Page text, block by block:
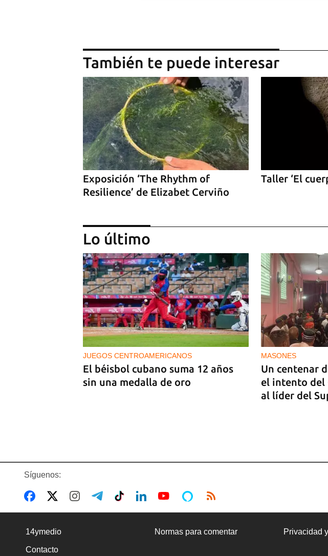
También te puede interesar
Exposición ‘The Rhythm of
Resilience’ de Elizabet Cerviño
Taller ‘El
‘Sensación Azul’, de Reynerio
Tamayo
Lo último
JUEGOS CENTROAMERICANOS
El béisbol cubano suma 12 años
sin una medalla de oro
MASONES
Un centenar
el intento del
al líder del
La ausencia de un mercado de
Síguenos:
14ymedio Normas para comentar Privacidad
Contacto